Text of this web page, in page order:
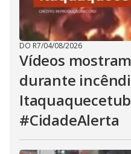
DO R7/04/08/2026
Vídeos
durante
#CidadeAlerta